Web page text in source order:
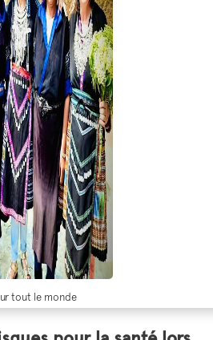
tout le monde